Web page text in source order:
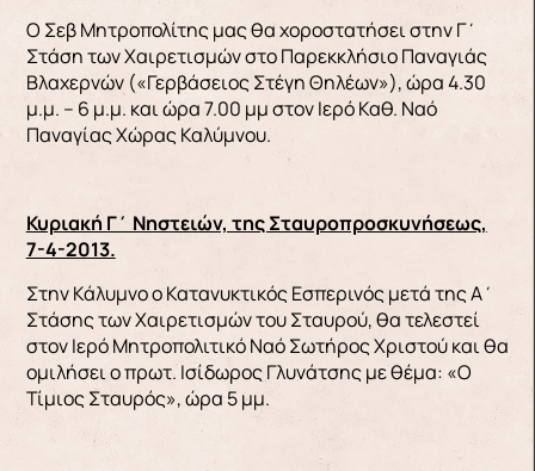
Ο Σεβ Μητροπολίτης μας θα χοροστατήσει στην Γ΄
Στάση των Χαιρετισμών στο Παρεκκλήσιο Παναγιάς
Βλαχερνών («Γερβάσειος Στέγη Θηλέων»), ώρα 4.30
μ.μ. – 6 μ.μ. και ώρα 7.00 μμ στον Ιερό Καθ. Ναό
Παναγίας Χώρας Καλύμνου.
Κυριακή Γ΄ Νηστειών, της Σταυροπροσκυνήσεως,
7-4-2013.
Στην Κάλυμνο ο Κατανυκτικός Εσπερινός μετά της Α΄
Στάσης των Χαιρετισμών του Σταυρού, θα τελεστεί
στον Ιερό Μητροπολιτικό Ναό Σωτήρος Χριστού και θα
ομιλήσει ο πρωτ. Ισίδωρος Γλυνάτσης με θέμα: «Ο
Τίμιος Σταυρός», ώρα 5 μμ.